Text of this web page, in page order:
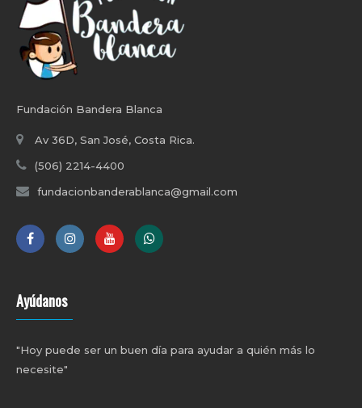
Fundación Bandera Blanca
Av 36D, San José, Costa Rica.
(506) 2214-4400
fundacionbanderablanca@gmail.com
Ayúdanos
"Hoy puede ser un buen día para ayudar a quién más lo
necesite"